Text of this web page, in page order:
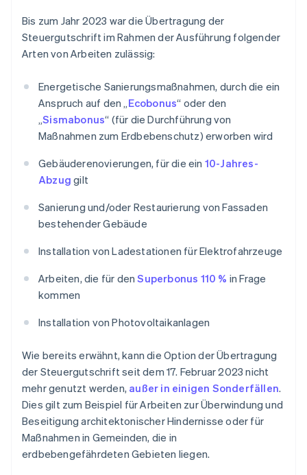
Bis zum Jahr 2023 war die Übertragung der
Steuergutschrift im Rahmen der Ausführung folgender
Arten von Arbeiten zulässig:
Energetische Sanierungsmaßnahmen, durch die ein
Anspruch auf den „Ecobonus“ oder den
„Sismabonus“ (für die Durchführung von
Maßnahmen zum Erdbebenschutz) erworben wird
Gebäuderenovierungen, für die ein 10-Jahres-
Abzug gilt
Sanierung und/oder Restaurierung von Fassaden
bestehender Gebäude
Installation von Ladestationen für Elektrofahrzeuge
Arbeiten, die für denSuperbonus 110 % in Frage
kommen
Installation von Photovoltaikanlagen
Wie bereits erwähnt, kann die Option der Übertragung
der Steuergutschrift seit dem 17. Februar 2023 nicht
mehr genutzt werden, außer in einigen Sonderfällen.
Dies gilt zum Beispiel für Arbeiten zur Überwindung und
Beseitigung architektonischer Hindernisse oder für
Maßnahmen in Gemeinden, die in
erdbebengefährdeten Gebieten liegen.